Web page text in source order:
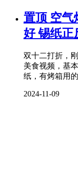
置顶 空气
好 锡纸正
双十二打折，
美食视频，基
纸，有烤箱用
2024-11-09